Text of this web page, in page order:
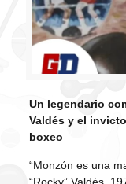
Un legendario
Valdés y el
boxeo
“Monzón es una
“Rocky”